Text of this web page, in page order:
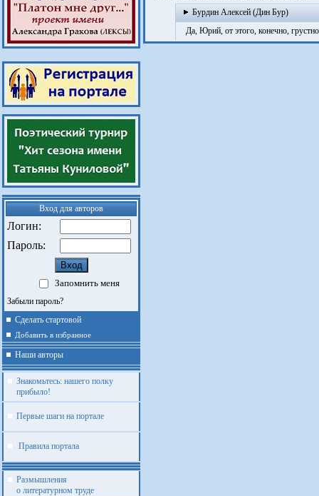
Вход для авторов
Логин:
Пароль:
Запомнить меня
Забыли пароль?
Сделать стартовой
Добавить в избранное
Наши авторы
Знакомьтесь: нашего полку
прибыло!
Первые шаги на портале
Правила портала
Размышления
о литературном труде
Бурдин Алексей (Дин Бур)
Да, Юрий, от этого, конечно,